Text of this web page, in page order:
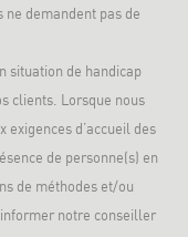
ne demandent pas de
situation de handicap
clients. Lorsque nous
d’accueil des
de personne(s) en
de méthodes et/ou
notre conseiller